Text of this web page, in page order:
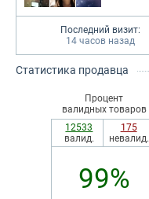
Последний визит:
14 часов назад
Статистика продавца
Процент
валидных товаров
12533
валид.
175
невалид.
99%